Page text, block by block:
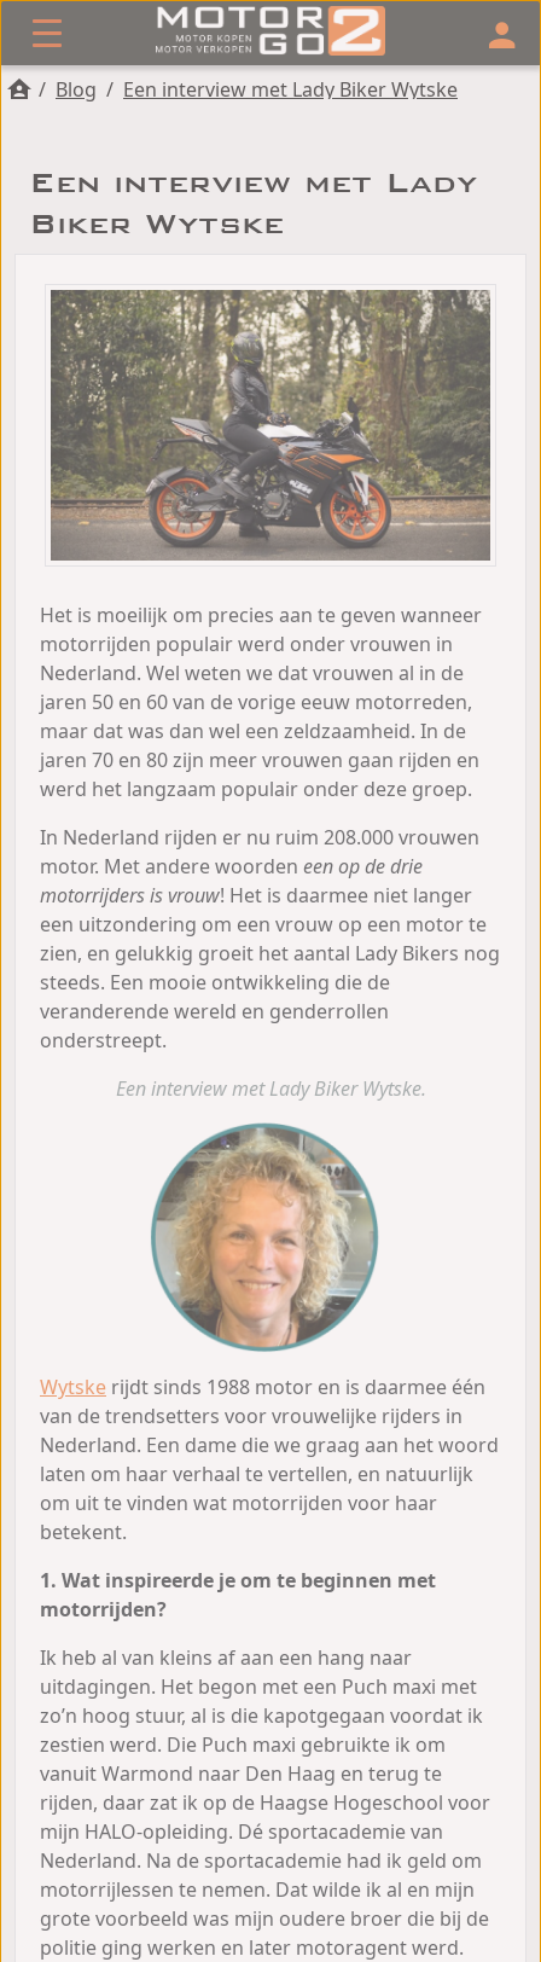
/ Blog / Een interview met Lady Biker Wytske
Een interview met Lady
Biker Wytske
Het is moeilijk om precies aan te geven wanneer
motorrijden populair werd onder vrouwen in
Nederland. Wel weten we dat vrouwen al in de
jaren 50 en 60 van de vorige eeuw motorreden,
maar dat was dan wel een zeldzaamheid. In de
jaren 70 en 80 zijn meer vrouwen gaan rijden en
werd het langzaam populair onder deze groep.
In Nederland rijden er nu ruim 208.000 vrouwen
motor. Met andere woorden een op de drie
motorrijders is vrouw! Het is daarmee niet langer
een uitzondering om een vrouw op een motor te
zien, en gelukkig groeit het aantal Lady Bikers nog
steeds. Een mooie ontwikkeling die de
veranderende wereld en genderrollen
onderstreept.
Een interview met Lady Biker Wytske.
Wytske rijdt sinds 1988 motor en is daarmee één
van de trendsetters voor vrouwelijke rijders in
Nederland. Een dame die we graag aan het woord
laten om haar verhaal te vertellen, en natuurlijk
om uit te vinden wat motorrijden voor haar
betekent.
1. Wat inspireerde je om te beginnen met
motorrijden?
Ik heb al van kleins af aan een hang naar
uitdagingen. Het begon met een Puch maxi met
zo’n hoog stuur, al is die kapotgegaan voordat ik
zestien werd. Die Puch maxi gebruikte ik om
vanuit Warmond naar Den Haag en terug te
rijden, daar zat ik op de Haagse Hogeschool voor
mijn HALO-opleiding. Dé sportacademie van
Nederland. Na de sportacademie had ik geld om
motorrijlessen te nemen. Dat wilde ik al en mijn
grote voorbeeld was mijn oudere broer die bij de
politie ging werken en later motoragent werd.